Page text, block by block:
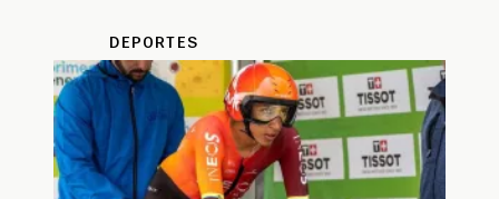
DEPORTES